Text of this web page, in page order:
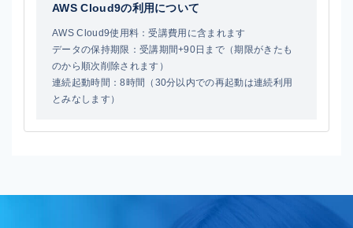
AWS Cloud9の利用について
AWS Cloud9使用料：受講費用に含まれます
データの保持期限：受講期間+90日まで（期限がきたも
のから順次削除されます）
連続起動時間：8時間（30分以内での再起動は連続利用
とみなします）